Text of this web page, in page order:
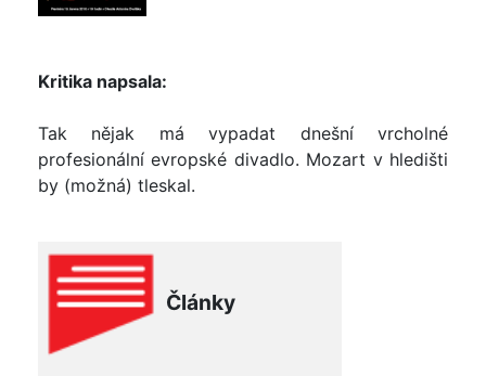
Kritika napsala:
Tak nějak má vypadat dnešní vrcholné
profesionální evropské divadlo. Mozart v hledišti
by (možná) tleskal.
Články